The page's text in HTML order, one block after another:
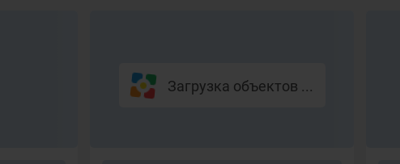
Загрузка объектов ...